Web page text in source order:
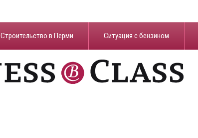
Строительство в Перми ​Ситуация с бензином